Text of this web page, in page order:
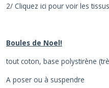
2/ Cliquez ici pour voir les
Boules de Noel!
tout coton, base polystirène
A poser ou à suspendre